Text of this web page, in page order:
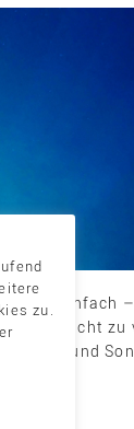
Einfach
nicht zu
und
zu.